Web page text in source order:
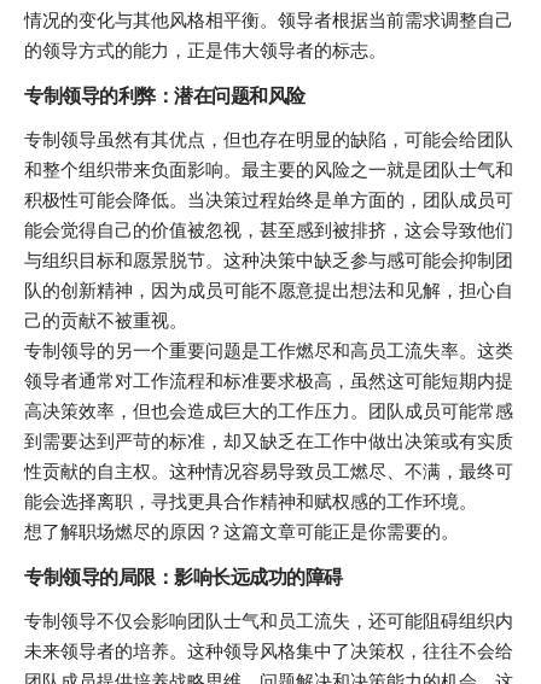
情况的变化与其他风格相平衡。领导者根据当前需求调整自己
的领导方式的能力，正是伟大领导者的标志。
专制领导的利弊：潜在问题和风险
专制领导虽然有其优点，但也存在明显的缺陷，可能会给团队
和整个组织带来负面影响。最主要的风险之一就是团队士气和
积极性可能会降低。当决策过程始终是单方面的，团队成员可
能会觉得自己的价值被忽视，甚至感到被排挤，这会导致他们
与组织目标和愿景脱节。这种决策中缺乏参与感可能会抑制团
队的创新精神，因为成员可能不愿意提出想法和见解，担心自
己的贡献不被重视。
专制领导的另一个重要问题是工作燃尽和高员工流失率。这类
领导者通常对工作流程和标准要求极高，虽然这可能短期内提
高决策效率，但也会造成巨大的工作压力。团队成员可能常感
到需要达到严苛的标准，却又缺乏在工作中做出决策或有实质
性贡献的自主权。这种情况容易导致员工燃尽、不满，最终可
能会选择离职，寻找更具合作精神和赋权感的工作环境。
想了解职场燃尽的原因？这篇文章可能正是你需要的。
专制领导的局限：影响长远成功的障碍
专制领导不仅会影响团队士气和员工流失，还可能阻碍组织内
未来领导者的培养。这种领导风格集中了决策权，往往不会给